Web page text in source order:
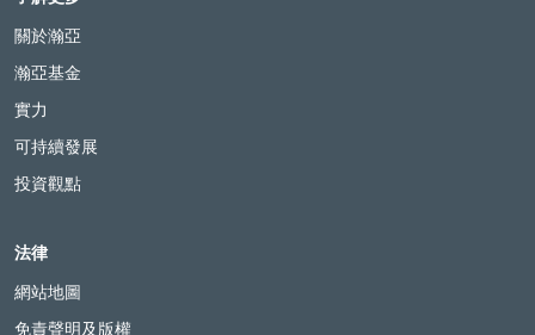
關於瀚亞
瀚亞基金
實力
可持續發展
投資觀點
法律
網站地圖
免責聲明及版權